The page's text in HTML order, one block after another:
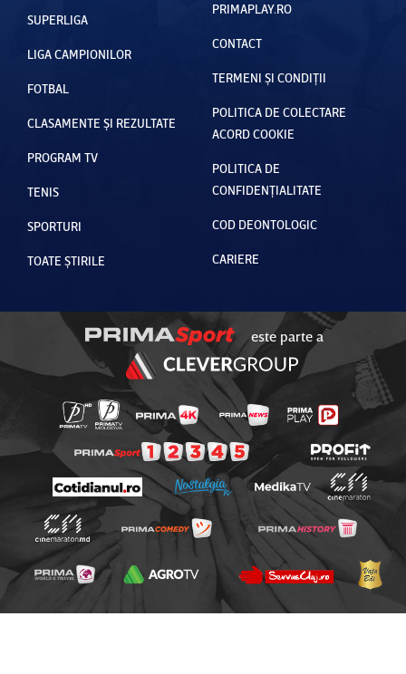
SUPERLIGA
LIGA CAMPIONILOR
FOTBAL
CLASAMENTE ȘI REZULTATE
PROGRAM TV
TENIS
SPORTURI
TOATE ȘTIRILE
PRIMAPLAY.RO
CONTACT
TERMENI ȘI CONDIȚII
POLITICA DE COLECTARE
ACORD COOKIE
POLITICA DE
CONFIDENȚIALITATE
COD DEONTOLOGIC
CARIERE
este parte a